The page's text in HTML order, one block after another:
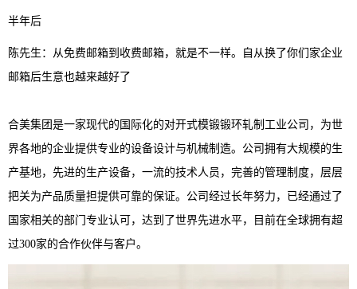
半年后
陈先生：从免费邮箱到收费邮箱，就是不一样。自从换了你们家企业
邮箱后生意也越来越好了
合美集团是一家现代的国际化的对开式模锻锻环轧制工业公司，为世
界各地的企业提供专业的设备设计与机械制造。公司拥有大规模的生
产基地，先进的生产设备，一流的技术人员，完善的管理制度，层层
把关为产品质量担提供可靠的保证。公司经过长年努力，已经通过了
国家相关的部门专业认可，达到了世界先进水平，目前在全球拥有超
过300家的合作伙伴与客户。